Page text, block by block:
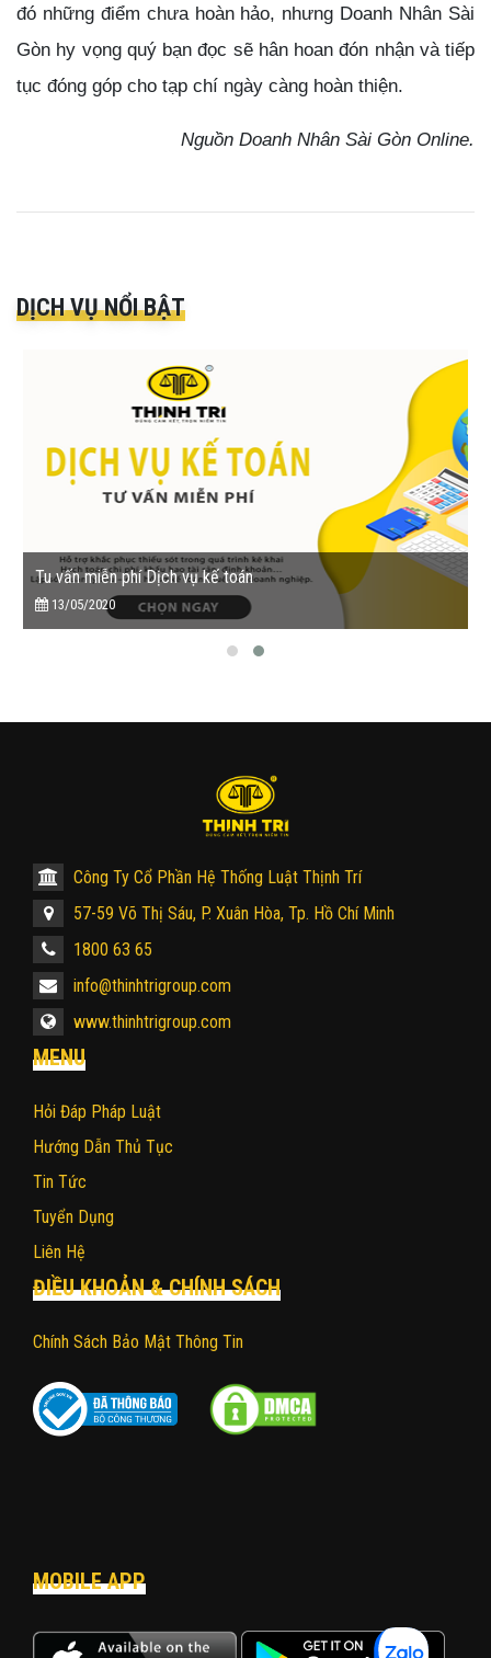
đó những điểm chưa hoàn hảo, nhưng Doanh Nhân Sài
Gòn hy vọng quý bạn đọc sẽ hân hoan đón nhận và tiếp
tục đóng góp cho tạp chí ngày càng hoàn thiện.
Nguồn Doanh Nhân Sài Gòn Online.
DỊCH VỤ NỔI BẬT
Tu vấn miễn phí Dịch vụ kế toán
13/05/2020
Công Ty Cổ Phần Hệ Thống Luật Thịnh Trí
57-59 Võ Thị Sáu, P. Xuân Hòa, Tp. Hồ Chí Minh
1800 63 65
info@thinhtrigroup.com
www.thinhtrigroup.com
MENU
Hỏi Đáp Pháp Luật
Hướng Dẫn Thủ Tục
Tin Tức
Tuyển Dụng
Liên Hệ
ĐIỀU KHOẢN & CHÍNH SÁCH
Chính Sách Bảo Mật Thông Tin
MOBILE APP